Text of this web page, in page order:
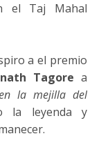
el Taj Mahal
a el premio
Tagore a
la mejilla del
la leyenda y